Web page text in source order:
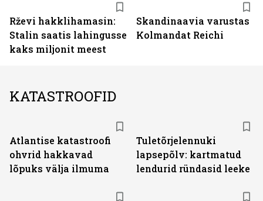
Rževi hakklihamasin:
Stalin saatis lahingusse
kaks miljonit meest
Skandinaavia varustas
Kolmandat Reichi
KATASTROOFID
Atlantise katastroofi
ohvrid hakkavad
lõpuks välja ilmuma
Tuletõrjelennuki
lapsepõlv: kartmatud
lendurid ründasid leeke